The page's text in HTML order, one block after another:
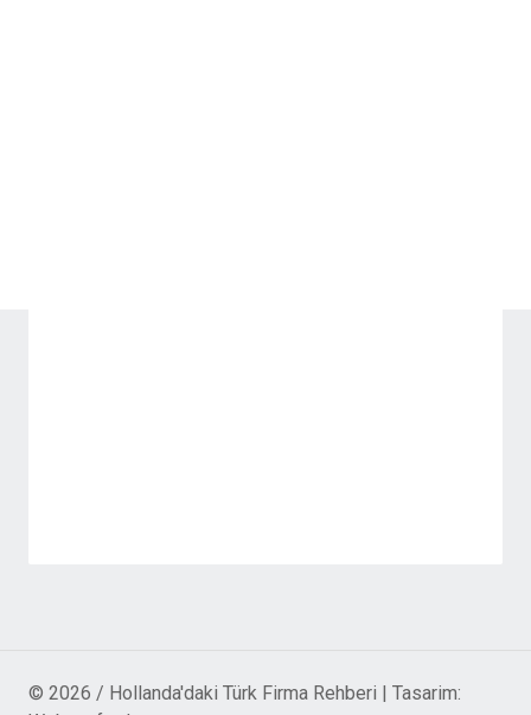
© 2026 / Hollanda'daki Türk Firma Rehberi | Tasarim: